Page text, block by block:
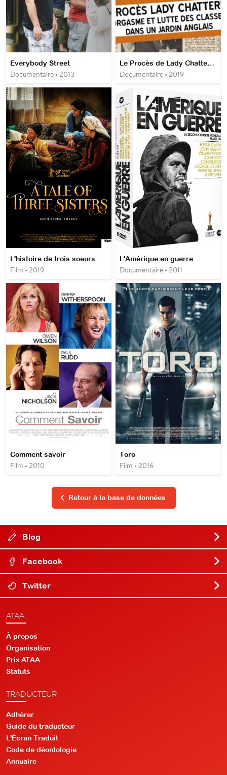
Everybody Street
Documentaire • 2013
Le Procès de Lady Chatterley, orgasme et lutte des classes dans un jardin anglais
Documentaire • 2019
L'histoire de trois soeurs
Film • 2019
L'Amérique en guerre
Documentaire • 2011
Comment savoir
Film • 2010
Toro
Film • 2016
Retour à la base de données
Blog
Facebook
Twitter
ATAA
À propos
Organisation
Prix ATAA
Statuts
TRADUCTEUR
Adhérer
Guide du traducteur
L'Écran Traduit
Code de déontologie
Annuaire